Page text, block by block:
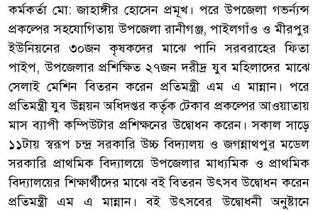
কর্মকর্তা মো: জাহাঙ্গীর হোসেন প্রমূখ। পরে উপজেলা গভর্ন্যন্স
প্রকল্পের সহযোগিতায় উপজেলা রানীগঞ্জ, পাইলগাঁও ও মীরপুর
ইউনিয়নের ৩০জন কৃষকদের মাঝে পানি সরবরাহের ফিতা
পাইপ, উপজেলার প্রশিক্ষিত ২৭জন দরীদ্র যুব মহিলাদের মাঝে
সেলাই মেশিন বিতরন করেন প্রতিমন্ত্রী এম এ মান্নান। পরে
প্রতিমন্ত্রী যুব উন্নয়ন অধিদপ্তর কর্তৃক টেকাব প্রকল্পের আওয়াতায়
মাস ব্যাপী কম্পিউটার প্রশিক্ষনের উদ্বোধন করেন। সকাল সাড়ে
১১টায় স্বরূপ চন্দ্র সরকারি উচ্চ বিদ্যালয় ও জগন্নাথপুর মডেল
সরকারি প্রাথমিক বিদ্যালয়ে উপজেলার মাধ্যমিক ও প্রাথমিক
বিদ্যালয়ের শিক্ষার্থীদের মাঝে বই বিতরন উৎসব উদ্বোধন করেন
প্রতিমন্ত্রী এম এ মান্নান। বই উৎসবের উদ্বোধনী অনুষ্টানে